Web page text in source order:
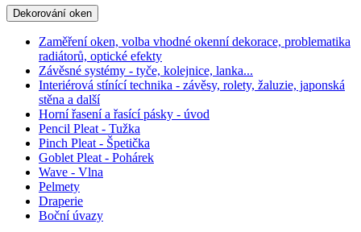
Dekorování oken
Zaměření oken, volba vhodné okenní dekorace, problematika
radiátorů, optické efekty
Závěsné systémy - tyče, kolejnice, lanka...
Interiérová stínící technika - závěsy, rolety, žaluzie, japonská
stěna a další
Horní řasení a řasící pásky - úvod
Pencil Pleat - Tužka
Pinch Pleat - Špetička
Goblet Pleat - Pohárek
Wave - Vlna
Pelmety
Draperie
Boční úvazy